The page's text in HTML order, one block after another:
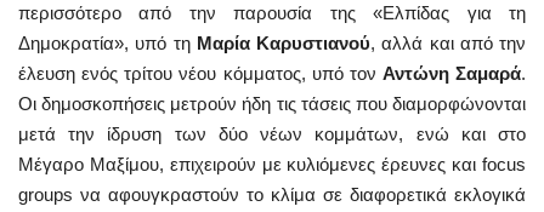
περισσότερο από την παρουσία της «Ελπίδας για τη
Δημοκρατία», υπό τη Μαρία Καρυστιανού, αλλά και από την
έλευση ενός τρίτου νέου κόμματος, υπό τον Αντώνη Σαμαρά.
Οι δημοσκοπήσεις μετρούν ήδη τις τάσεις που διαμορφώνονται
μετά την ίδρυση των δύο νέων κομμάτων, ενώ και στο
Μέγαρο Μαξίμου, επιχειρούν με κυλιόμενες έρευνες και focus
groups να αφουγκραστούν το κλίμα σε διαφορετικά εκλογικά